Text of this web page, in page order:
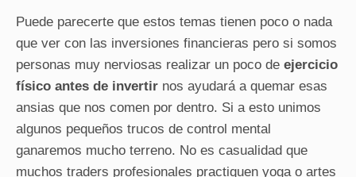
Puede parecerte que estos temas tienen poco o nada
que ver con las inversiones financieras pero si somos
personas muy nerviosas realizar un poco de ejercicio
físico antes de invertir nos ayudará a quemar esas
ansias que nos comen por dentro. Si a esto unimos
algunos pequeños trucos de control mental
ganaremos mucho terreno. No es casualidad que
muchos traders profesionales practiquen yoga o artes